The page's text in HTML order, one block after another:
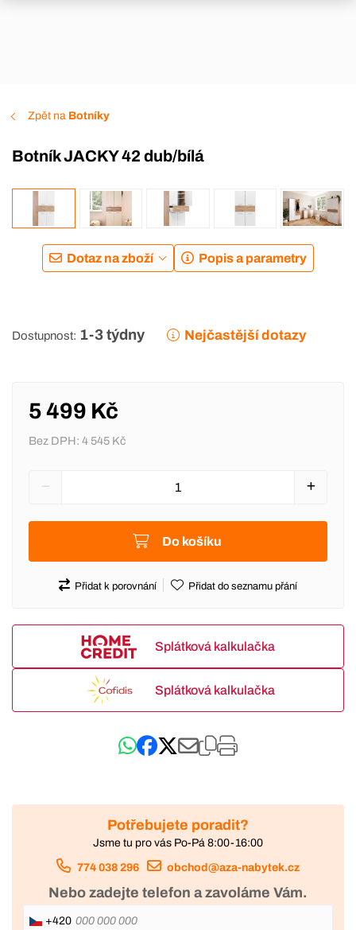
Zpět na Botníky
Botník JACKY 42 dub/bílá
Dotaz na zboží Popis a parametry
Dostupnost: 1-3 týdny Nejčastější dotazy
5 499 Kč
Bez DPH: 4 545 Kč
Do košíku
Přidat k porovnání Přidat do seznamu přání
Splátková kalkulačka
Splátková kalkulačka
Potřebujete poradit?
Jsme tu pro vás Po-Pá 8:00-16:00
774 038 296 obchod@aza-nabytek.cz
Nebo zadejte telefon a zavoláme Vám.
+420